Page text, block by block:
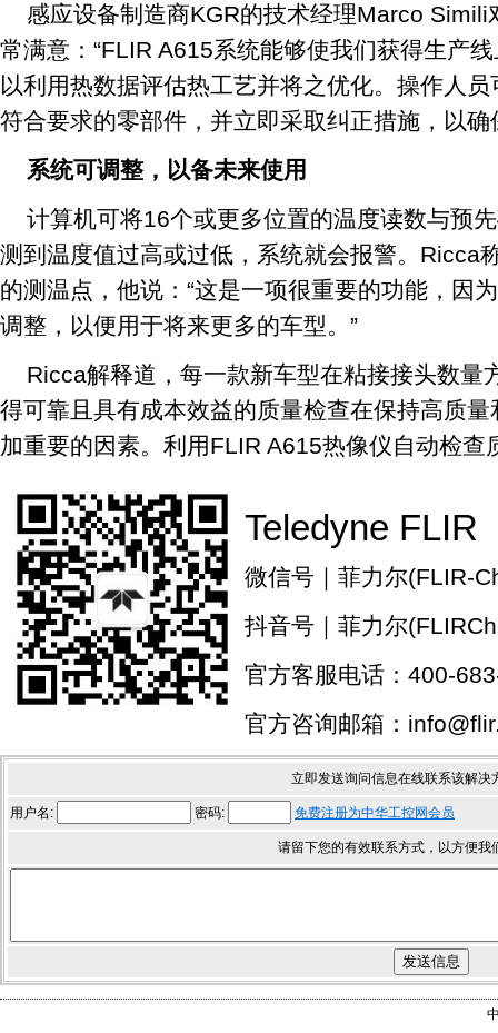
感应设备制造商KGR的技术经理Marco
常满意：“FLIR A615系统能够使我们获得生产
以利用热数据评估热工艺并将之优化。操作人
符合要求的零部件，并立即采取纠正措施，以
系统可调整，以备未来使用
计算机可将16个或更多位置的温度读数与预
测到温度值过高或过低，系统就会报警。Ricca
的测温点，他说：“这是一项很重要的功能，因
调整，以便用于将来更多的车型。”
Ricca解释道，每一款新车型在粘接接头数量
得可靠且具有成本效益的质量检查在保持高质
加重要的因素。利用FLIR A615热像仪自动检查
Teledyne FLIR
微信号｜菲力尔(FLIR-
抖音号｜菲力尔
官方客服电话：400-
官方咨询邮箱：
立即发送询问信息在线联系该解决
用户名: 密码: 免费注册为中华工控网会员
请留下您的有效联系方式，以方便我